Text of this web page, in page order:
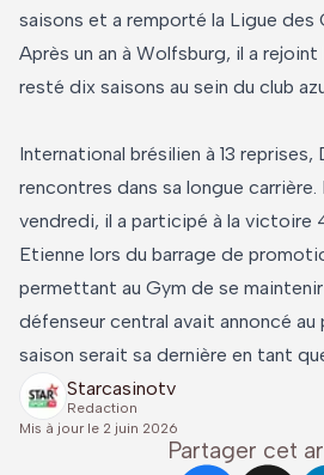
saisons et a remporté la Ligue des
Après un an à Wolfsburg, il a
resté dix saisons au sein du club
International brésilien à 13
rencontres dans sa longue carrière.
vendredi, il a participé à la victoire
Etienne lors du barrage de
permettant au Gym de se maintenir
défenseur central avait annoncé
saison serait sa dernière en tant
Starcasinotv
Redaction
Mis à jour le 2 juin 2026
Partager cet